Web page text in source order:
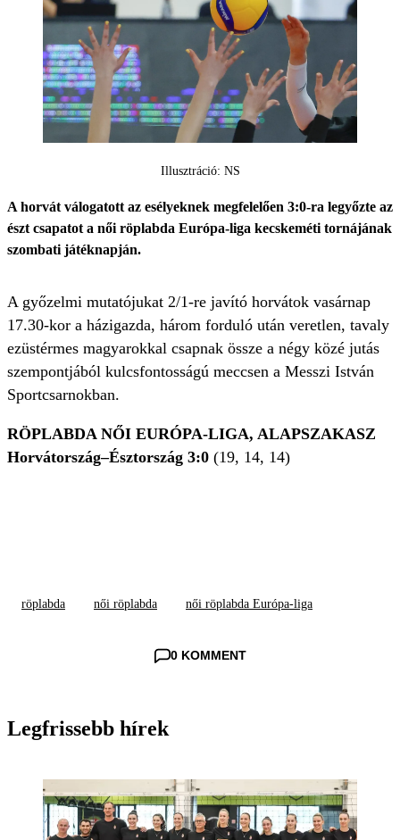
Illusztráció: NS
A horvát válogatott az esélyeknek megfelelően 3:0-ra legyőzte az
észt csapatot a női röplabda Európa-liga kecskeméti tornájának
szombati játéknapján.
A győzelmi mutatójukat 2/1-re javító horvátok vasárnap
17.30-kor a házigazda, három forduló után veretlen, tavaly
ezüstérmes magyarokkal csapnak össze a négy közé jutás
szempontjából kulcsfontosságú meccsen a Messzi István
Sportcsarnokban.
RÖPLABDA NŐI EURÓPA-LIGA, ALAPSZAKASZ
Horvátország–Észtország 3:0 (19, 14, 14)
röplabda női röplabda női röplabda Európa-liga
0 KOMMENT
Legfrissebb hírek